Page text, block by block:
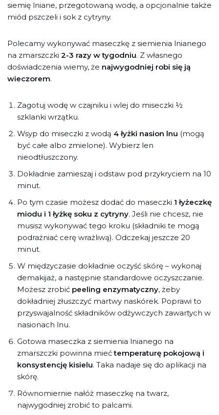
siemię lniane, przegotowaną wodę, a opcjonalnie także
miód pszczeli i sok z cytryny.
Polecamy wykonywać maseczkę z siemienia lnianego
na zmarszczki 2-3 razy w tygodniu. Z własnego
doświadczenia wiemy, że najwygodniej robi się ją
wieczorem.
Zagotuj wodę w czajniku i wlej do miseczki ½
szklanki wrzątku.
Wsyp do miseczki z wodą 4 łyżki nasion lnu (mogą
być całe albo zmielone). Wybierz len
nieodtłuszczony.
Dokładnie zamieszaj i odstaw pod przykryciem na 10
minut.
Po tym czasie możesz dodać do maseczki 1 łyżeczkę
miodu i 1 łyżkę soku z cytryny. Jeśli nie chcesz, nie
musisz wykonywać tego kroku (składniki te mogą
podrażniać cerę wrażliwą). Odczekaj jeszcze 20
minut.
W międzyczasie dokładnie oczyść skórę – wykonaj
demakijaż, a następnie standardowe oczyszczanie.
Możesz zrobić peeling enzymatyczny, żeby
dokładniej złuszczyć martwy naskórek. Poprawi to
przyswajalność składników odżywczych zawartych w
nasionach lnu.
Gotowa maseczka z siemienia lnianego na
zmarszczki powinna miećtemperaturę pokojową i
konsystencję kisielu. Taka nadaje się do aplikacji na
skórę.
Równomiernie nałóż maseczkę na twarz,
najwygodniej zrobić to palcami.